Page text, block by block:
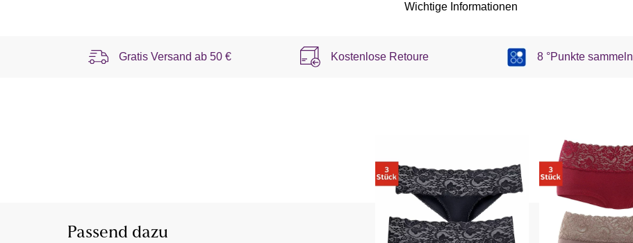
Wichtige Informationen
Gratis Versand ab 50 € Kostenlose Retoure 8 °Punkte sammeln
Passend dazu